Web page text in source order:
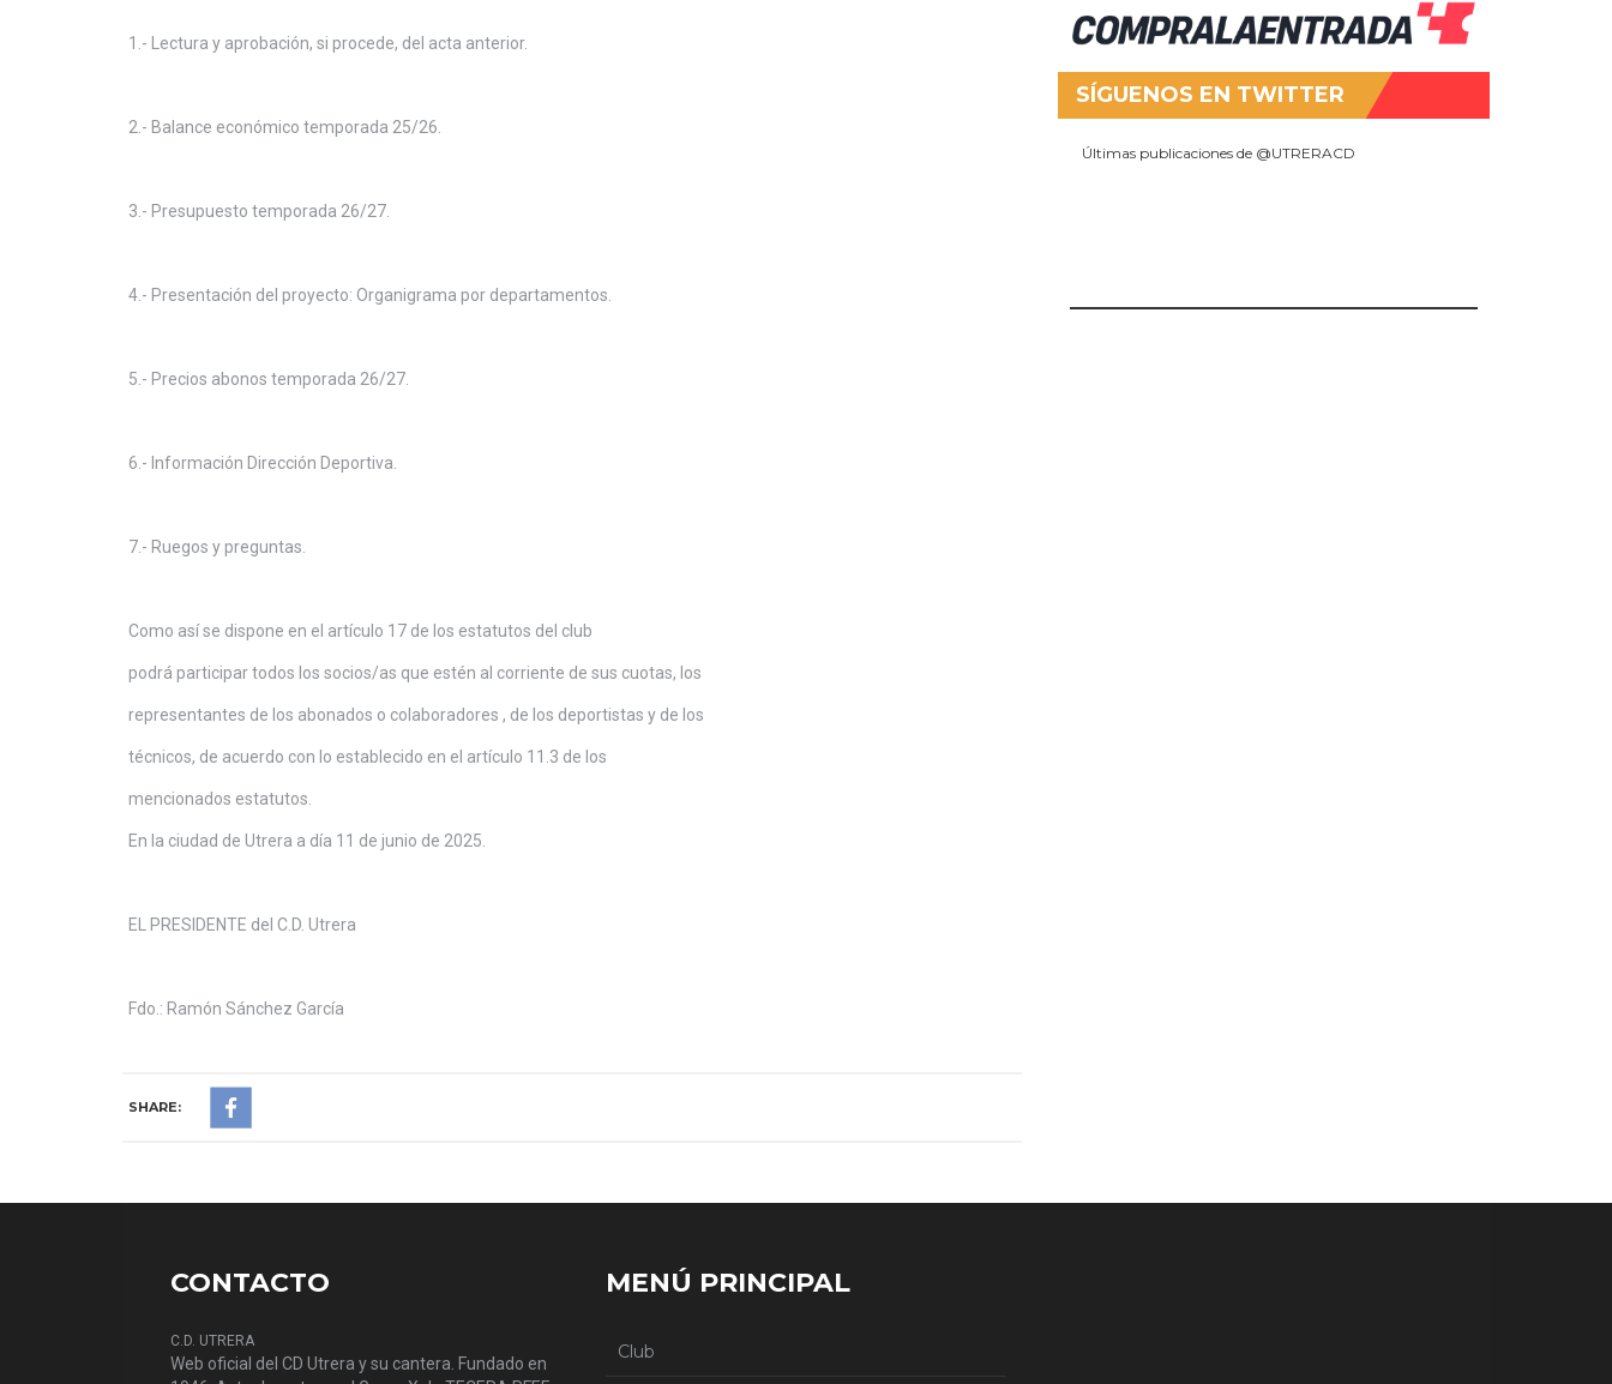
1.- Lectura y aprobación, si procede, del acta anterior.
2.- Balance económico temporada 25/26.
3.- Presupuesto temporada 26/27.
4.- Presentación del proyecto: Organigrama por departamentos.
5.- Precios abonos temporada 26/27.
6.- Información Dirección Deportiva.
7.- Ruegos y preguntas.
Como así se dispone en el artículo 17 de los estatutos del club
podrá participar todos los socios/as que estén al corriente de sus cuotas, los
representantes de los abonados o colaboradores , de los deportistas y de los
técnicos, de acuerdo con lo establecido en el artículo 11.3 de los
mencionados estatutos.
En la ciudad de Utrera a día 11 de junio de 2025.
EL PRESIDENTE del C.D. Utrera
Fdo.: Ramón Sánchez García
SHARE:
SÍGUENOS EN TWITTER
Últimas publicaciones de @UTRERACD
CONTACTO
C.D. UTRERA
Web oficial del CD Utrera y su cantera. Fundado en
MENÚ PRINCIPAL
Club